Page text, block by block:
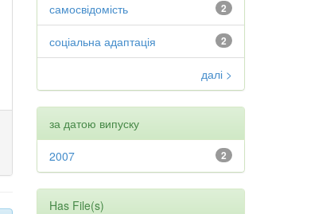
2
самосвідомість
2
соціальна адаптація
далі >
за датою випуску
2
2007
Has File(s)